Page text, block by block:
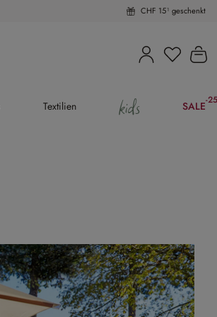
CHF 15¹ geschenkt
Du hast
Textilien kids SALE-